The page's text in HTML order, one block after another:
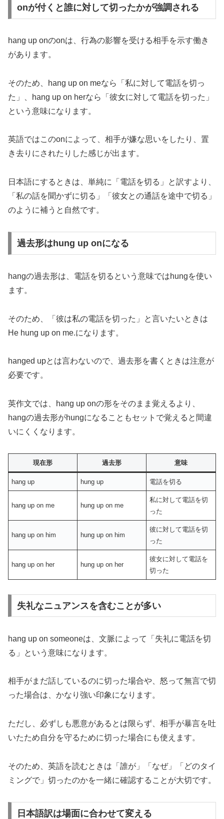
onが付くと誰に対して切ったかが強調される
hang up onのonは、行為の影響を受ける相手を示す働き
があります。
そのため、hang up on meなら「私に対して電話を切っ
た」、hang up on herなら「彼女に対して電話を切った」
という意味になります。
英語ではこのonによって、相手が嫌な思いをしたり、置
き去りにされたりした感じが出ます。
日本語にするときは、単純に「電話を切る」と訳すより、
「私の話を聞かずに切る」「彼女との通話を途中で切る」
のように補うと自然です。
過去形はhung up onになる
hangの過去形は、電話を切るという意味ではhungを使い
ます。
そのため、「彼は私の電話を切った」と言いたいときは
He hung up on me.になります。
hanged upとは言わないので、過去形を書くときは注意が
必要です。
英作文では、hang up onの形をそのまま覚えるより、
hangの過去形がhungになることもセットで覚えると間違
いにくくなります。
現在形 過去形 意味
hang up hung up 電話を切る
hang up on me hung up on me
私に対して電話を切
った
hang up on him hung up on him
彼に対して電話を切
った
hang up on her hung up on her
彼女に対して電話を
切った
失礼なニュアンスを含むことが多い
hang up on someoneは、文脈によって「失礼に電話を切
る」という意味になります。
相手がまだ話しているのに切った場合や、怒って無言で切
った場合は、かなり強い印象になります。
ただし、必ずしも悪意があるとは限らず、相手が暴言を吐
いたため自分を守るために切った場合にも使えます。
そのため、英語を読むときは「誰が」「なぜ」「どのタイ
ミングで」切ったのかを一緒に確認することが大切です。
日本語訳は場面に合わせて変える